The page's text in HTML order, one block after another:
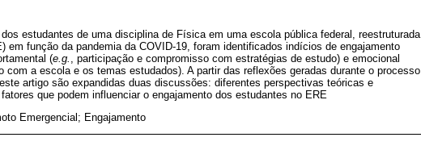
estudantes de uma disciplina de Física em uma escola pública federal, reestruturada
em função da pandemia da COVID-19, foram identificados indícios de engajamento
(e.g. , participação e compromisso com estratégias de estudo) e emocional
com a escola e os temas estudados). A partir das reflexões geradas durante o processo
artigo são expandidas duas discussões: diferentes perspectivas teóricas e
que podem influenciar o engajamento dos estudantes no ERE
Emergencial; Engajamento